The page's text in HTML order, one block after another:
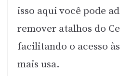
isso aqui você pode
remover atalhos do
facilitando o acesso
mais usa.